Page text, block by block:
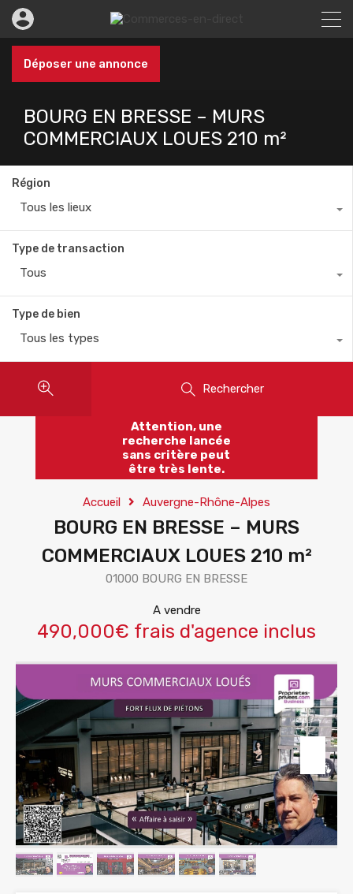
Déposer une annonce
BOURG EN BRESSE – MURS
COMMERCIAUX LOUES 210 m²
Région
Tous les lieux
Type de transaction
Tous
Type de bien
Tous les types
Rechercher
Attention, une
recherche lancée
sans critère peut
être très lente.
Accueil Auvergne-Rhône-Alpes
BOURG EN BRESSE – MURS
COMMERCIAUX LOUES 210 m²
01000 BOURG EN BRESSE
A vendre
490,000€ frais d'agence inclus